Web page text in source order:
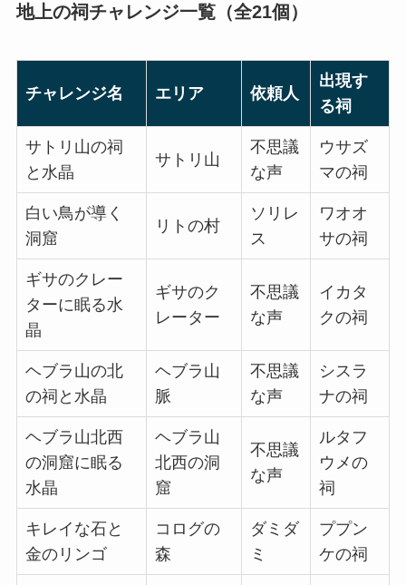
地上の祠チャレンジ一覧（全21個）
チャレンジ名 エリア 依頼人
出現す
る祠
サトリ山の祠
と水晶
サトリ山
不思議
な声
ウサズ
マの祠
白い鳥が導く
洞窟
リトの村
ソリレ
ス
ワオオ
サの祠
ギサのクレー
ターに眠る水
晶
ギサのク
レーター
不思議
な声
イカタ
クの祠
ヘブラ山の北
の祠と水晶
ヘブラ山
脈
不思議
な声
シスラ
ナの祠
ヘブラ山北西
の洞窟に眠る
水晶
ヘブラ山
北西の洞
窟
不思議
な声
ルタフ
ウメの
祠
キレイな石と
金のリンゴ
コログの
森
ダミダ
ミ
ププン
ケの祠